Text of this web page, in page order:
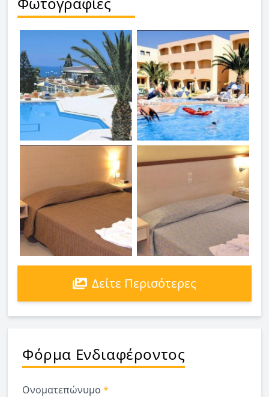
Δείτε Περισότερες
Φόρμα Ενδιαφέροντος
Ονοματεπώνυμο *